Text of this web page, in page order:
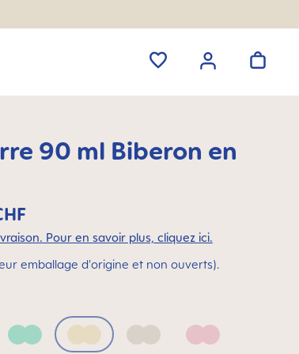
90 ml Biberon en
Pour en savoir plus, cliquez ici.
emballage d'origine et non ouverts).
Green Linen Neutral Pink